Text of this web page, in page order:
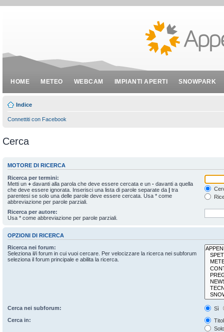
HOME METEO WEBCAM IMPIANTI APERTI SNOWPARK
Indice
Connettiti con Facebook
Cerca
MOTORE DI RICERCA
Ricerca per termini:
Metti un + davanti alla parola che deve essere cercata e un - davanti a quella
che deve essere ignorata. Inserisci una lista di parole separate da | tra
parentesi se solo una delle parole deve essere cercata. Usa * come
abbreviazione per parole parziali.
Ricerca per autore:
Usa * come abbreviazione per parole parziali.
OPZIONI DI RICERCA
Ricerca nei forum:
Seleziona il/i forum in cui vuoi cercare. Per velocizzare la ricerca nei subforum
seleziona il forum principale e abilita la ricerca.
Cerca nei subforum:
Sì
Cerca in: